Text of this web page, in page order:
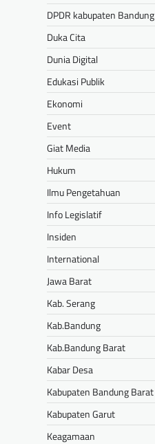
DPDR kabupaten Bandung
Duka Cita
Dunia Digital
Edukasi Publik
Ekonomi
Event
Giat Media
Hukum
Ilmu Pengetahuan
Info Legislatif
Insiden
International
Jawa Barat
Kab. Serang
Kab.Bandung
Kab.Bandung Barat
Kabar Desa
Kabupaten Bandung Barat
Kabupaten Garut
Keagamaan